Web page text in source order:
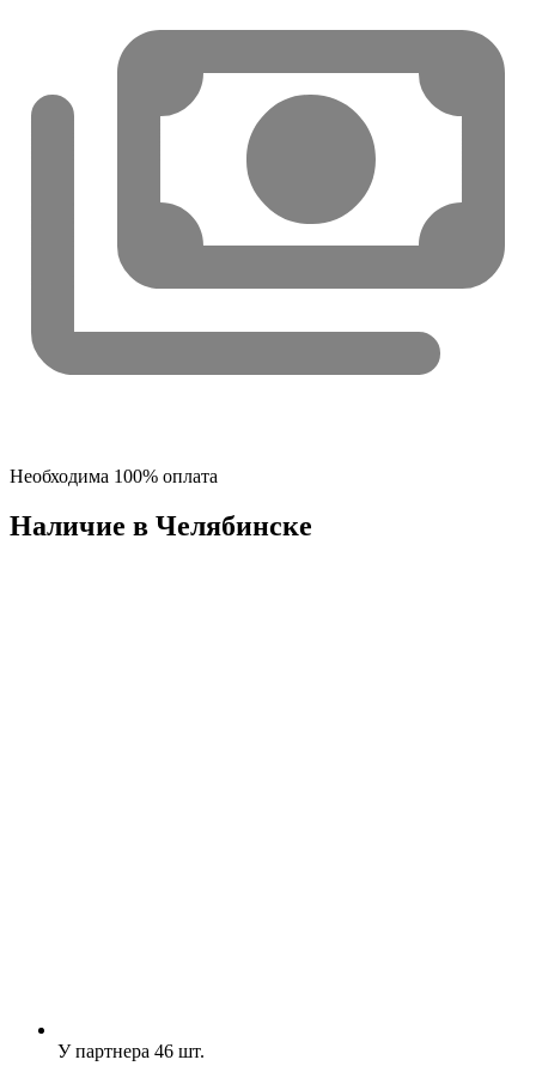
Необходима 100% оплата
Наличие в Челябинскe
У партнера 46 шт.